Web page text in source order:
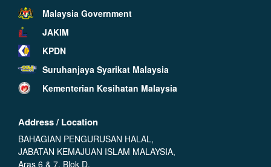
Malaysia Government
JAKIM
KPDN
Suruhanjaya Syarikat Malaysia
Kementerian Kesihatan Malaysia
Address / Location
BAHAGIAN PENGURUSAN HALAL,
JABATAN KEMAJUAN ISLAM MALAYSIA,
Aras 6 & 7, Blok D,